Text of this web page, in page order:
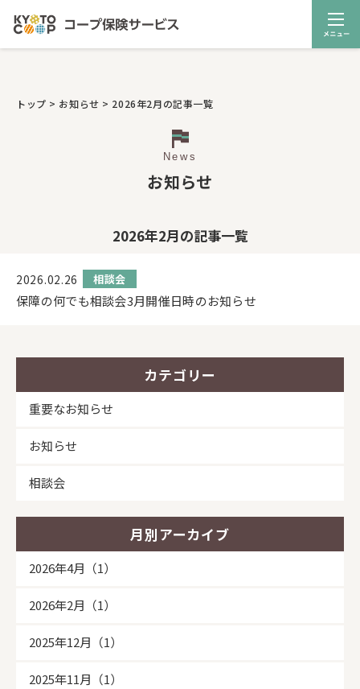
トップ > お知らせ > 2026年2月の記事一覧
News
お知らせ
2026年2月の記事一覧
2026.02.26 相談会
保障の何でも相談会3月開催日時のお知らせ
カテゴリー
重要なお知らせ
お知らせ
相談会
月別アーカイブ
2026年4月（1）
2026年2月（1）
2025年12月（1）
2025年11月（1）